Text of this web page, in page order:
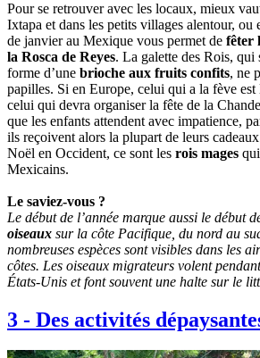
Pour se retrouver avec les locaux, mieux
Ixtapa et dans les petits villages alentour,
de janvier au Mexique vous permet de fêter
la Rosca de Reyes. La galette des Rois, qui
forme d’une brioche aux fruits confits, ne
papilles. Si en Europe, celui qui a la fève
celui qui devra organiser la fête de la
que les enfants attendent avec impatience,
ils reçoivent alors la plupart de leurs
Noël en Occident, ce sont les rois mages
Mexicains.
Le saviez-vous ?
Le début de l’année marque aussi le début
oiseaux sur la côte Pacifique, du nord au
nombreuses espèces sont visibles dans les
côtes. Les oiseaux migrateurs volent
États-Unis et font souvent une halte sur le
3 - Des activités